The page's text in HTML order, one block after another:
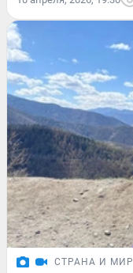
СТРАНА И МИР